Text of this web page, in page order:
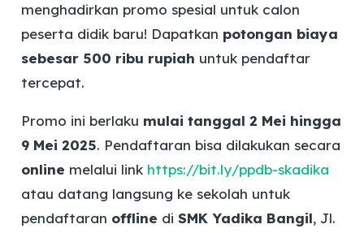
menghadirkan promo spesial untuk calon
peserta didik baru! Dapatkan potongan biaya
sebesar 500 ribu rupiah untuk pendaftar
tercepat.
Promo ini berlaku mulai tanggal 2 Mei hingga
9 Mei 2025. Pendaftaran bisa dilakukan secara
online melalui link https://bit.ly/ppdb-skadika
atau datang langsung ke sekolah untuk
pendaftaran offline di SMK Yadika Bangil, Jl.